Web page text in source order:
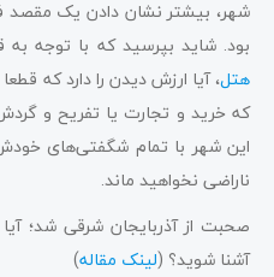
شهر، بیشتر نشان دادن یک مقصد
بود. شاید بپرسید که با توجه به
هتل، آیا ارزش دیدن را دارد که
که خرید و تجارت یا تفریح و
این شهر با تمام شگفتی‌های
ناراضی نخواهید ماند.
صحبت از آذربایجان شرقی شد؛
آشنا شوید؟ (لینک مقاله)